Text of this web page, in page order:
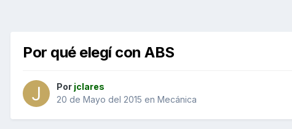
Por qué elegí con ABS
Por jclares
20 de Mayo del 2015 en Mecánica